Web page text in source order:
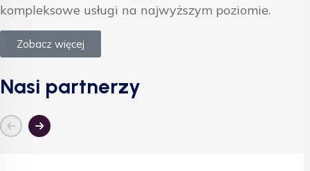
kompleksowe usługi na najwyższym poziomie.
Zobacz więcej
Nasi partnerzy